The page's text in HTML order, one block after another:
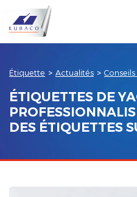
Étiquette > Actualités >
ÉTIQUETTES DE
DES ÉTIQUETTES